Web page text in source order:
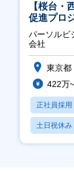
【桜台・
促進プロ
パーソルビ
会社
東京都
422万
正社員採用
土日祝休み
産休・育休